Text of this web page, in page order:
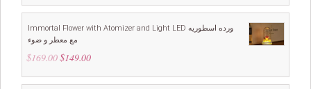
Immortal Flower with Atomizer and Light LED ورده اسطوريه
مع معطر و ضوء
$169.00 Original
was:
$149.00Current
is: